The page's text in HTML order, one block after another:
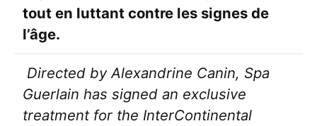
tout en luttant contre les signes de
l’âge.
Directed by Alexandrine Canin, Spa
Guerlain has signed an exclusive
treatment for the InterContinental